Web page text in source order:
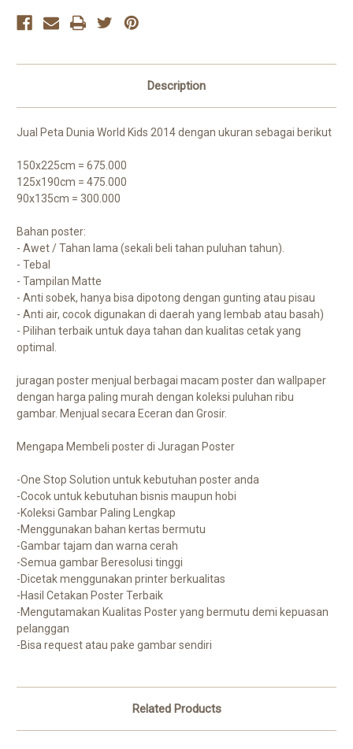
Description
Jual Peta Dunia World Kids 2014 dengan ukuran sebagai berikut
150x225cm = 675.000
125x190cm = 475.000
90x135cm = 300.000
Bahan poster:
- Awet / Tahan lama (sekali beli tahan puluhan tahun).
- Tebal
- Tampilan Matte
- Anti sobek, hanya bisa dipotong dengan gunting atau pisau
- Anti air, cocok digunakan di daerah yang lembab atau basah)
- Pilihan terbaik untuk daya tahan dan kualitas cetak yang
optimal.
juragan poster menjual berbagai macam poster dan wallpaper
dengan harga paling murah dengan koleksi puluhan ribu
gambar. Menjual secara Eceran dan Grosir.
Mengapa Membeli poster di Juragan Poster
-One Stop Solution untuk kebutuhan poster anda
-Cocok untuk kebutuhan bisnis maupun hobi
-Koleksi Gambar Paling Lengkap
-Menggunakan bahan kertas bermutu
-Gambar tajam dan warna cerah
-Semua gambar Beresolusi tinggi
-Dicetak menggunakan printer berkualitas
-Hasil Cetakan Poster Terbaik
-Mengutamakan Kualitas Poster yang bermutu demi kepuasan
pelanggan
-Bisa request atau pake gambar sendiri
Related Products